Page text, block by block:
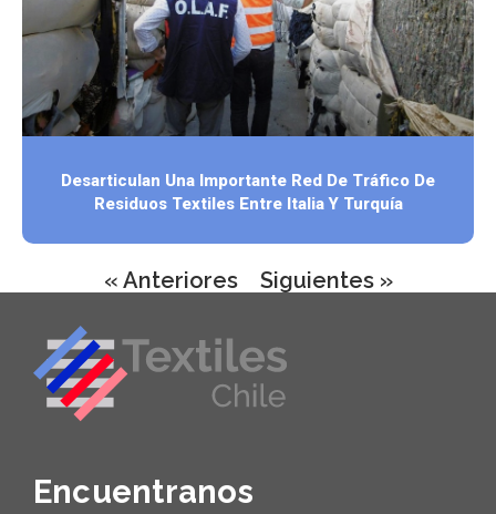
Desarticulan Una Importante Red De Tráfico De
Residuos Textiles Entre Italia Y Turquía
« Anteriores Siguientes »
Encuentranos